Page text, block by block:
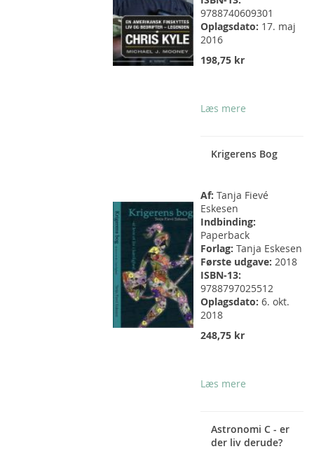
9788740609301
Oplagsdato: 17. maj
2016
198,75 kr
Læs mere
Krigerens Bog
Af: Tanja Fievé
Eskesen
Indbinding:
Paperback
Forlag: Tanja Eskesen
Første udgave: 2018
ISBN-13:
9788797025512
Oplagsdato: 6. okt.
2018
248,75 kr
Læs mere
Astronomi C - er
der liv derude?